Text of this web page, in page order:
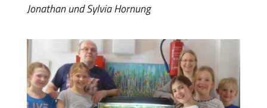
Jonathan und Sylvia Hornung